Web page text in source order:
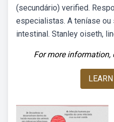
(secundário) verified.
especialistas. A teníase
intestinal. Stanley oiseth,
For more information,